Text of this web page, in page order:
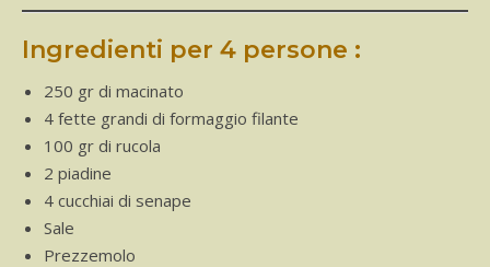
Ingredienti per 4 persone :
250 gr di macinato
4 fette grandi di formaggio filante
100 gr di rucola
2 piadine
4 cucchiai di senape
Sale
Prezzemolo